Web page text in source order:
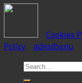
Cookies
Policy
สมัครตัวแทน